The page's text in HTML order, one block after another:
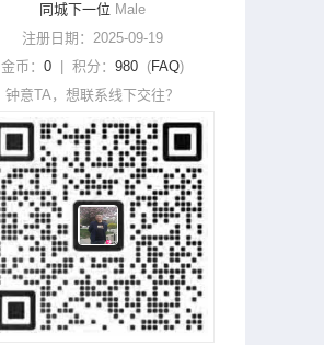
同城下一位 Male
注册日期：2025-09-19
金币： 0| 积分： 980(FAQ)
钟意TA，想联系线下交往？